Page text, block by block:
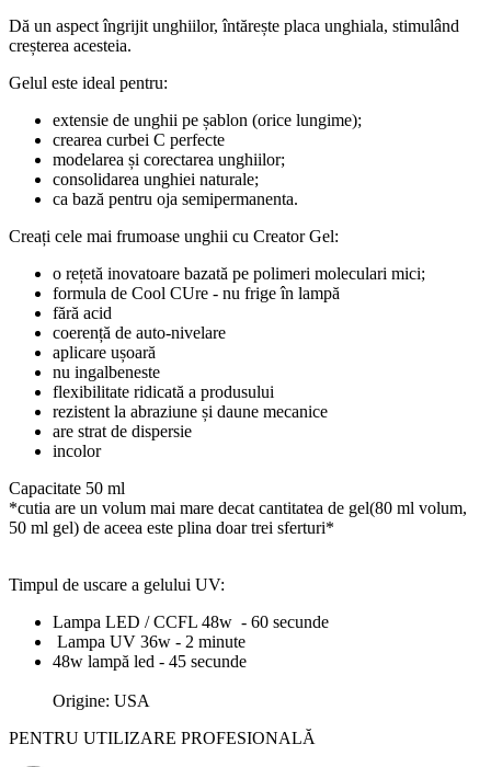
Dă un aspect îngrijit unghiilor, întărește placa unghiala, stimulând
creșterea acesteia.
Gelul este ideal pentru:
extensie de unghii pe șablon (orice lungime);
crearea curbei C perfecte
modelarea și corectarea unghiilor;
consolidarea unghiei naturale;
ca bază pentru oja semipermanenta.
Creați cele mai frumoase unghii cu Creator Gel:
o rețetă inovatoare bazată pe polimeri moleculari mici;
formula de Cool CUre - nu frige în lampă
fără acid
coerență de auto-nivelare
aplicare ușoară
nu ingalbeneste
flexibilitate ridicată a produsului
rezistent la abraziune și daune mecanice
are strat de dispersie
incolor
Capacitate 50 ml
*cutia are un volum mai mare decat cantitatea de gel(80 ml volum,
50 ml gel) de aceea este plina doar trei sferturi*
Timpul de uscare a gelului UV:
Lampa LED / CCFL 48w - 60 secunde
Lampa UV 36w - 2 minute
48w lampă led - 45 secunde
Origine: USA
PENTRU UTILIZARE PROFESIONALĂ